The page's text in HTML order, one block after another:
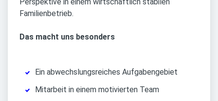
Familienbetrieb.
Das macht uns besonders
Ein abwechslungsreiches Aufgabengebiet
Mitarbeit in einem motivierten Team